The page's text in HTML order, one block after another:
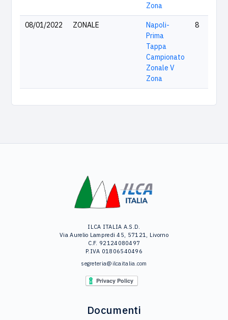
Zona
08/01/2022 ZONALE
Napoli-
Prima
Tappa
Campionato
Zonale V
Zona
8
ILCA ITALIA A.S.D.
Via Aurelio Lampredi 45, 57121, Livorno
C.F. 92124080497
P.IVA 01806540496
segreteria@ilcaitalia.com
Documenti